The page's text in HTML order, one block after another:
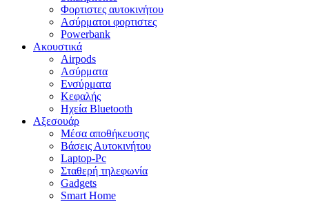
Φορτιστες αυτοκινήτου
Ασύρματοι φορτιστες
Powerbank
Ακουστικά
Airpods
Ασύρματα
Ενσύρματα
Κεφαλής
Ηχεία Bluetooth
Αξεσουάρ
Μέσα αποθήκευσης
Βάσεις Αυτοκινήτου
Laptop-Pc
Σταθερή τηλεφωνία
Gadgets
Smart Home